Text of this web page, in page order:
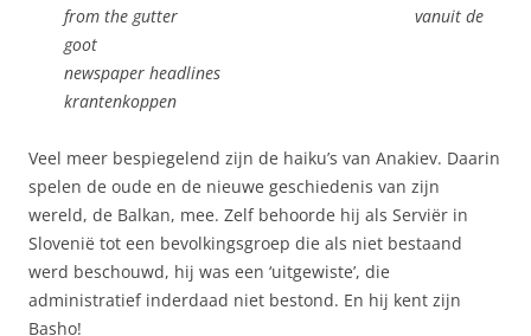
from the gutter vanuit de
goot
newspaper headlines
krantenkoppen
Veel meer bespiegelend zijn de haiku’s van Anakiev. Daarin
spelen de oude en de nieuwe geschiedenis van zijn
wereld, de Balkan, mee. Zelf behoorde hij als Serviër in
Slovenië tot een bevolkingsgroep die als niet bestaand
werd beschouwd, hij was een ‘uitgewiste’, die
administratief inderdaad niet bestond. En hij kent zijn
Basho!